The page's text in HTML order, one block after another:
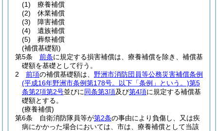
(1)
療養補償
(2)
休業補償
(3)
障害補償
(4)
遺族補償
(5)
葬祭補償
(補償基礎額)
第5条
前条に規定する損害補償は、療養補償を除き、補償基
礎額を基礎として行う。
2
前項の補償基礎額は、 野洲市消防団員等公務災害補償条例
(平成16年野洲市条例第178号。以下「条例」という。)第5
条第2項第2号並びに同条第3項及び第4項に規定する補償基
礎額とする。
(療養補償)
第6条
自衛消防隊員等が第2条の事由により負傷し、又は疾
病にかかった場合においては、市は、療養補償として当該